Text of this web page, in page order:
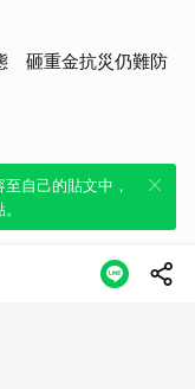
砸重金抗災仍難防
，透過發布貼
自己的貼文中，